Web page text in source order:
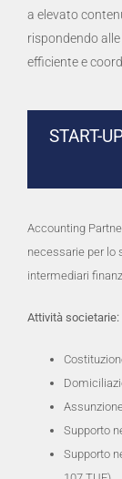
a elevato
rispondendo
efficiente e
START-
Accounting
necessarie per lo
intermediari
Attività societarie:
Supporto
Supporto